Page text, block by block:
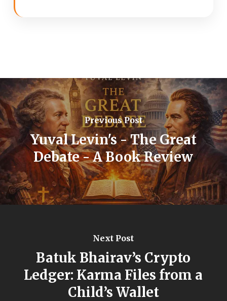
Previous Post
Yuval Levin's - The Great
Debate - A Book Review
Next Post
Batuk Bhairav’s Crypto
Ledger: Karma Files from a
Child’s Wallet